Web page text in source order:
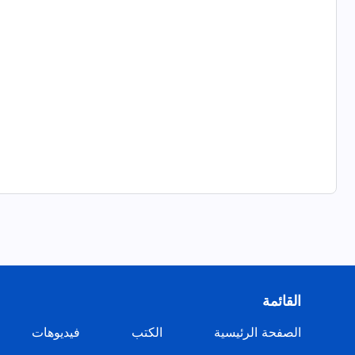
القائمة
الصفحة الرئيسية الكتب فيديوهات